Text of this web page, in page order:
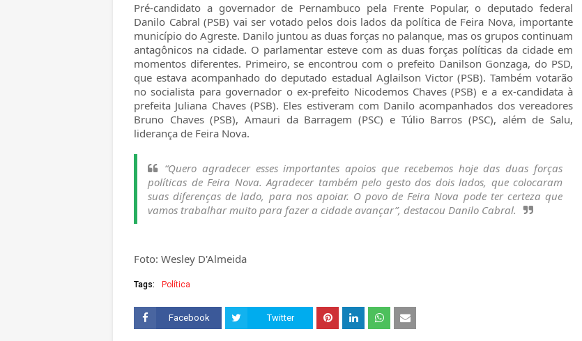
Pré-candidato a governador de Pernambuco pela Frente Popular, o deputado federal
Danilo Cabral (PSB) vai ser votado pelos dois lados da política de Feira Nova, importante
município do Agreste. Danilo juntou as duas forças no palanque, mas os grupos continuam
antagônicos na cidade. O parlamentar esteve com as duas forças políticas da cidade em
momentos diferentes. Primeiro, se encontrou com o prefeito Danilson Gonzaga, do PSD,
que estava acompanhado do deputado estadual Aglailson Victor (PSB). Também votarão
no socialista para governador o ex-prefeito Nicodemos Chaves (PSB) e a ex-candidata à
prefeita Juliana Chaves (PSB). Eles estiveram com Danilo acompanhados dos vereadores
Bruno Chaves (PSB), Amauri da Barragem (PSC) e Túlio Barros (PSC), além de Salu,
liderança de Feira Nova.
“Quero agradecer esses importantes apoios que recebemos hoje das duas forças
políticas de Feira Nova. Agradecer também pelo gesto dos dois lados, que colocaram
suas diferenças de lado, para nos apoiar. O povo de Feira Nova pode ter certeza que
vamos trabalhar muito para fazer a cidade avançar”, destacou Danilo Cabral.
Foto: Wesley D'Almeida
Tags: Política
Facebook Twitter